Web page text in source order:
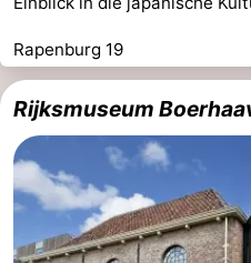
Rapenburg 19
Rijksmuseum